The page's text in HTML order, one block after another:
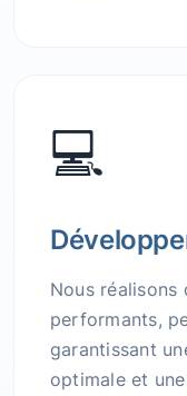
💻
Nous réalisons
performants,
garantissant
optimale et